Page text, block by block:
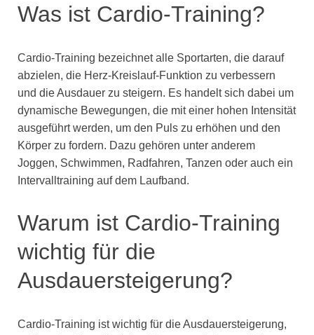
Was ist Cardio-Training?
Cardio-Training bezeichnet alle Sportarten, die darauf
abzielen, die Herz-Kreislauf-Funktion zu verbessern
und die Ausdauer zu steigern. Es handelt sich dabei um
dynamische Bewegungen, die mit einer hohen Intensität
ausgeführt werden, um den Puls zu erhöhen und den
Körper zu fordern. Dazu gehören unter anderem
Joggen, Schwimmen, Radfahren, Tanzen oder auch ein
Intervalltraining auf dem Laufband.
Warum ist Cardio-Training
wichtig für die
Ausdauersteigerung?
Cardio-Training ist wichtig für die Ausdauersteigerung,